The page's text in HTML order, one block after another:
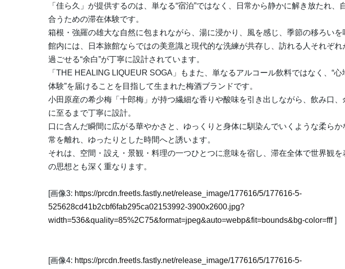
「佳ら久」が提供するのは、単なる“宿泊”ではなく、日常から静かに解き放たれ、
合うための滞在体験です。
箱根・強羅の雄大な自然に包まれながら、湯に浸かり、風を感じ、季節の移ろいを
館内には、日本旅館ならではの美意識と現代的な洗練が共存し、訪れる人それぞ
過ごせる“余白”が丁寧に設計されています。
「THE HEALING LIQUEUR SOGA」もまた、単なるアルコール飲料ではなく、“
体験”を届けることを目指して生まれた梅酒ブランドです。
小田原産の希少梅「十郎梅」が持つ繊細な香りや酸味を引き出しながら、飲み口、
に至るまで丁寧に設計。
口に含んだ瞬間に広がる華やかさと、ゆっくりと身体に馴染んでいくような柔らか
常を離れ、ゆったりとした時間へと誘います。
それは、空間・設え・景観・料理の一つひとつに意味を宿し、滞在全体で世界観を
の思想とも深く重なります。
[画像3: https://prcdn.freetls.fastly.net/release_image/177616/5/177616-5-
525628cd41b2cbf6fab295ca02153992-3900x2600.jpg?
width=536&quality=85%2C75&format=jpeg&auto=webp&fit=bounds&bg-color=fff]
[画像4: https://prcdn.freetls.fastly.net/release_image/177616/5/177616-5-